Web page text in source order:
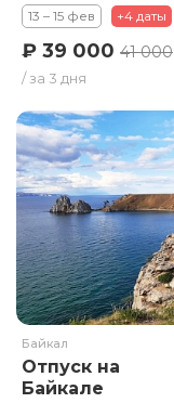
13 – 15 фев +4 даты
₽ 39 000 41 000
/ за 3 дня
Байкал
Отпуск на
Байкале